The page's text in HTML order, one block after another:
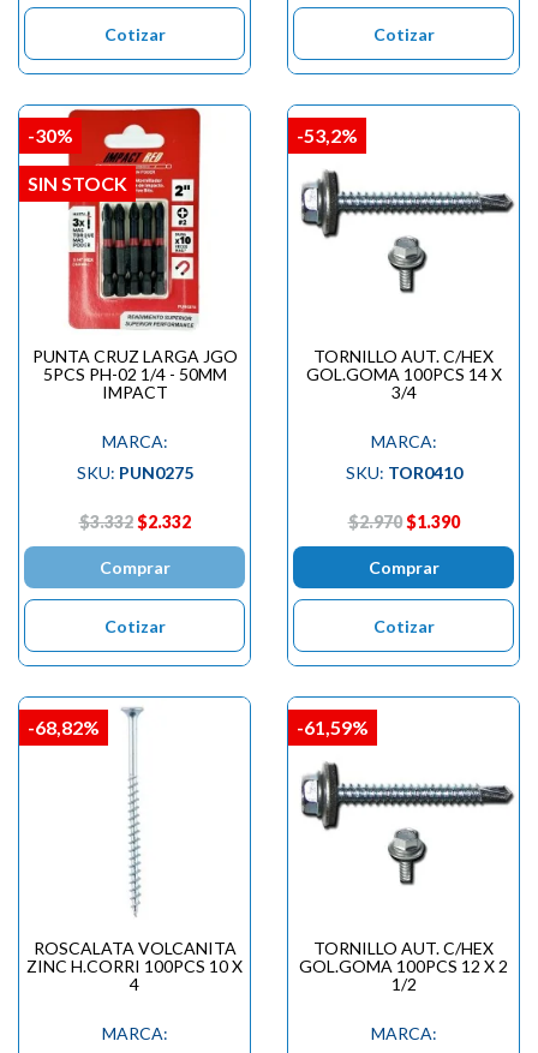
Cotizar Cotizar
PUNTA CRUZ LARGA JGO
5PCS PH-02 1/4 - 50MM
IMPACT
MARCA:
SKU: PUN0275
$3.332 $2.332
Comprar
Cotizar
-30%
SIN STOCK
TORNILLO AUT. C/HEX
GOL.GOMA 100PCS 14 X
3/4
MARCA:
SKU: TOR0410
$2.970 $1.390
Comprar
Cotizar
-53,2%
ROSCALATA VOLCANITA
ZINC H.CORRI 100PCS 10 X
4
MARCA:
-68,82%
TORNILLO AUT. C/HEX
GOL.GOMA 100PCS 12 X 2
1/2
MARCA:
-61,59%